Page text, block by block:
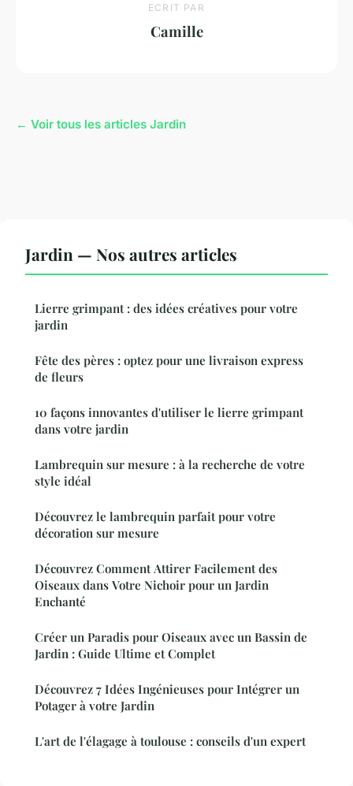
ECRIT PAR
Camille
← Voir tous les articles Jardin
Jardin — Nos autres articles
Lierre grimpant : des idées créatives pour votre
jardin
Fête des pères : optez pour une livraison express
de fleurs
10 façons innovantes d'utiliser le lierre grimpant
dans votre jardin
Lambrequin sur mesure : à la recherche de votre
style idéal
Découvrez le lambrequin parfait pour votre
décoration sur mesure
Découvrez Comment Attirer Facilement des
Oiseaux dans Votre Nichoir pour un Jardin
Enchanté
Créer un Paradis pour Oiseaux avec un Bassin de
Jardin : Guide Ultime et Complet
Découvrez 7 Idées Ingénieuses pour Intégrer un
Potager à votre Jardin
L'art de l'élagage à toulouse : conseils d'un expert